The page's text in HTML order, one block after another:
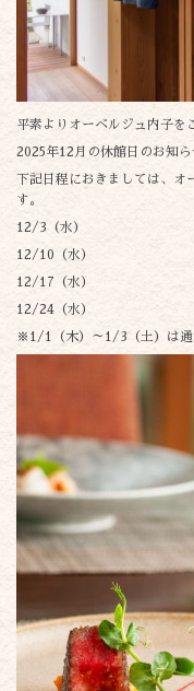
平素よりオーベルジュ内子を
2025年12月の休館日のお知ら
下記日程におきましては、オ
す。
12/3（水）
12/10（水）
12/17（水）
12/24（水）
※1/1（木）～1/3（土）は通